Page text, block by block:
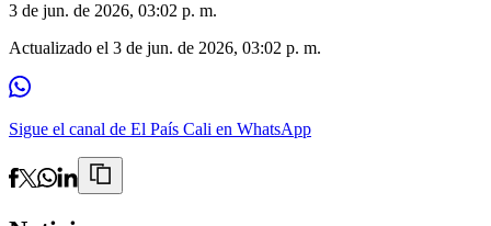
3 de jun. de 2026, 03:02 p. m.
Actualizado el 3 de jun. de 2026, 03:02 p. m.
Sigue el canal de El País Cali en WhatsApp